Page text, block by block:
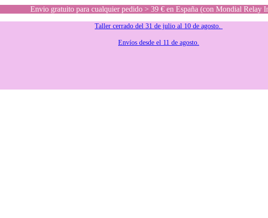
Envio gratuito para cualquier pedido > 39 € en España (con Mondial Relay
Taller cerrado del 31 de julio al 10 de agosto.
Envíos desde el 11 de agosto.